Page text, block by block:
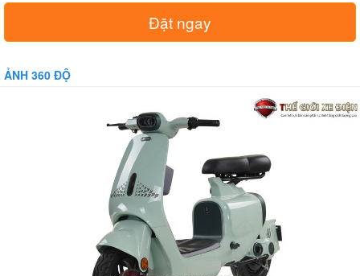
Đặt ngay
ẢNH 360 ĐỘ